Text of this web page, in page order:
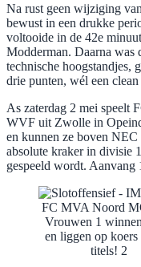
Na rust geen wijziging
bewust in een drukke
voltooide in de 42e
Modderman. Daarna was
technische hoogstandjes,
drie punten, wél een clean
As zaterdag 2 mei speelt
WVF uit Zwolle in
en kunnen ze boven NEC
absolute kraker in divisie
gespeeld wordt.
FC MVA Noord
Vrouwen 1
en liggen op koers
titels! 2